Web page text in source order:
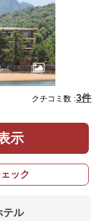
クチコミ数 :3件
示
ック
テル